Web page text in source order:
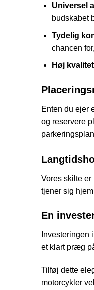
Universel
budskabet
Tydelig
chancen
Høj
Enten du ejer
og reservere
Vores skilte
tjener sig
En
Investeringen
et klart præg
Tilføj dette
motorcykler